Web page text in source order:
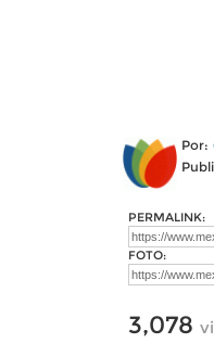
Por:
PERMALINK:
FOTO:
3,078